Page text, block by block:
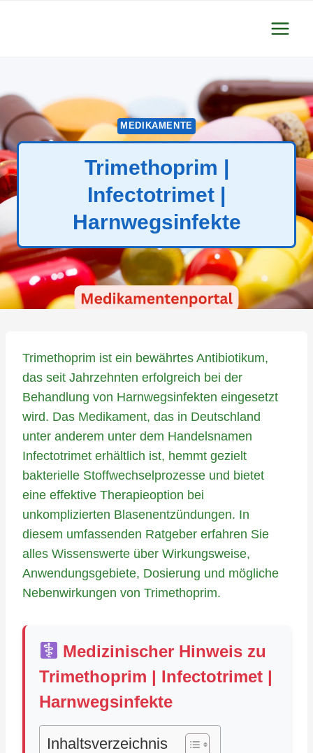
MEDIKAMENTE
Trimethoprim |
Infectotrimet |
Harnwegsinfekte
Trimethoprim ist ein bewährtes Antibiotikum,
das seit Jahrzehnten erfolgreich bei der
Behandlung von Harnwegsinfekten eingesetzt
wird. Das Medikament, das in Deutschland
unter anderem unter dem Handelsnamen
Infectotrimet erhältlich ist, hemmt gezielt
bakterielle Stoffwechselprozesse und bietet
eine effektive Therapieoption bei
unkomplizierten Blasenentzündungen. In
diesem umfassenden Ratgeber erfahren Sie
alles Wissenswerte über Wirkungsweise,
Anwendungsgebiete, Dosierung und mögliche
Nebenwirkungen von Trimethoprim.
Medizinischer Hinweis zu
Trimethoprim | Infectotrimet |
Harnwegsinfekte
Inhaltsverzeichnis